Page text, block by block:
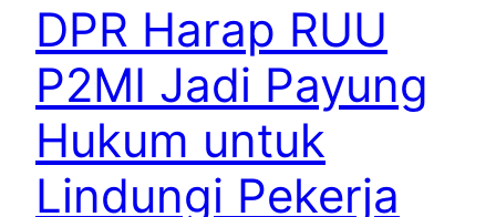
DPR Harap RUU
P2MI Jadi Payung
Hukum untuk
Lindungi Pekerja